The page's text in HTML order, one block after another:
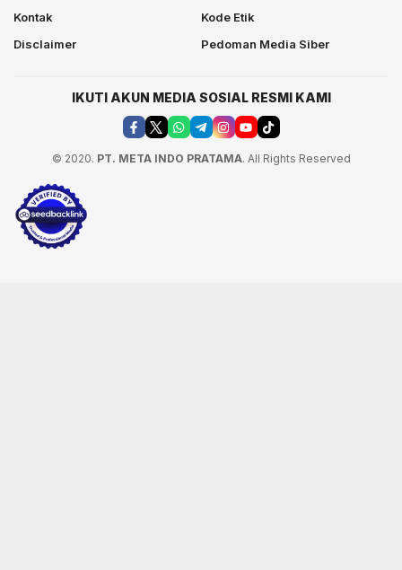
Kontak
Kode Etik
Disclaimer
Pedoman Media Siber
IKUTI AKUN MEDIA SOSIAL RESMI KAMI
© 2020. PT. META INDO PRATAMA. All Rights Reserved